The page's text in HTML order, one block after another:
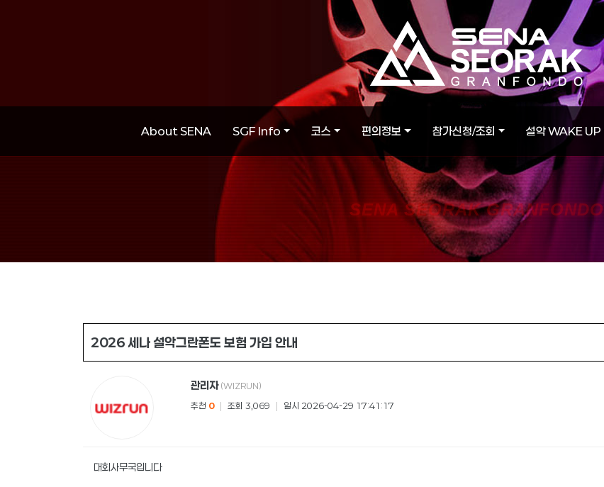
About SENA SGF Info 코스 편의정보 참가신청/조회 설악 WAKE UP
SENA SEORAK GRANFONDO
2026 세나 설악그란폰도 보험 가입 안내
관리자 (WIZRUN)
추천 0 조회 3,069 일시 2026-04-29 17:41:17
대회사무국입니다